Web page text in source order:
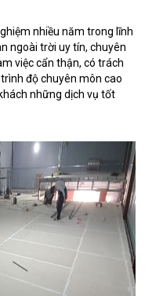
nhiều năm trong lĩnh
ngoài trời uy tín, chuyên
việc cẩn thận, có trách
độ chuyên môn cao
những dịch vụ tốt